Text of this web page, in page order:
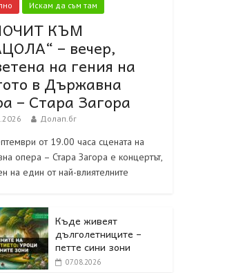
Искам да съм там
КЪМ
– вечер,
на гения на
в Държавна
– Стара Загора
Долап.бг
от 19.00 часа сцената на
опера – Стара Загора е концертът,
на един от най-влиятелните
Къде живеят
дълголетниците –
петте сини зони
07.08.2026